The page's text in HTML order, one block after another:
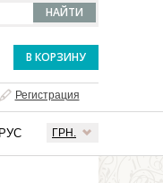
В КОРЗИНУ
Регистрация
ГРН.
РУС